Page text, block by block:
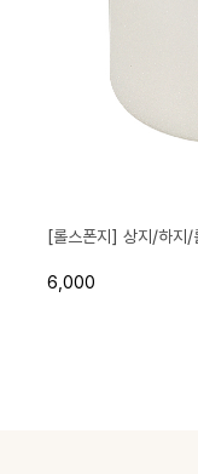
[롤스폰지] 상지/하지
6,000